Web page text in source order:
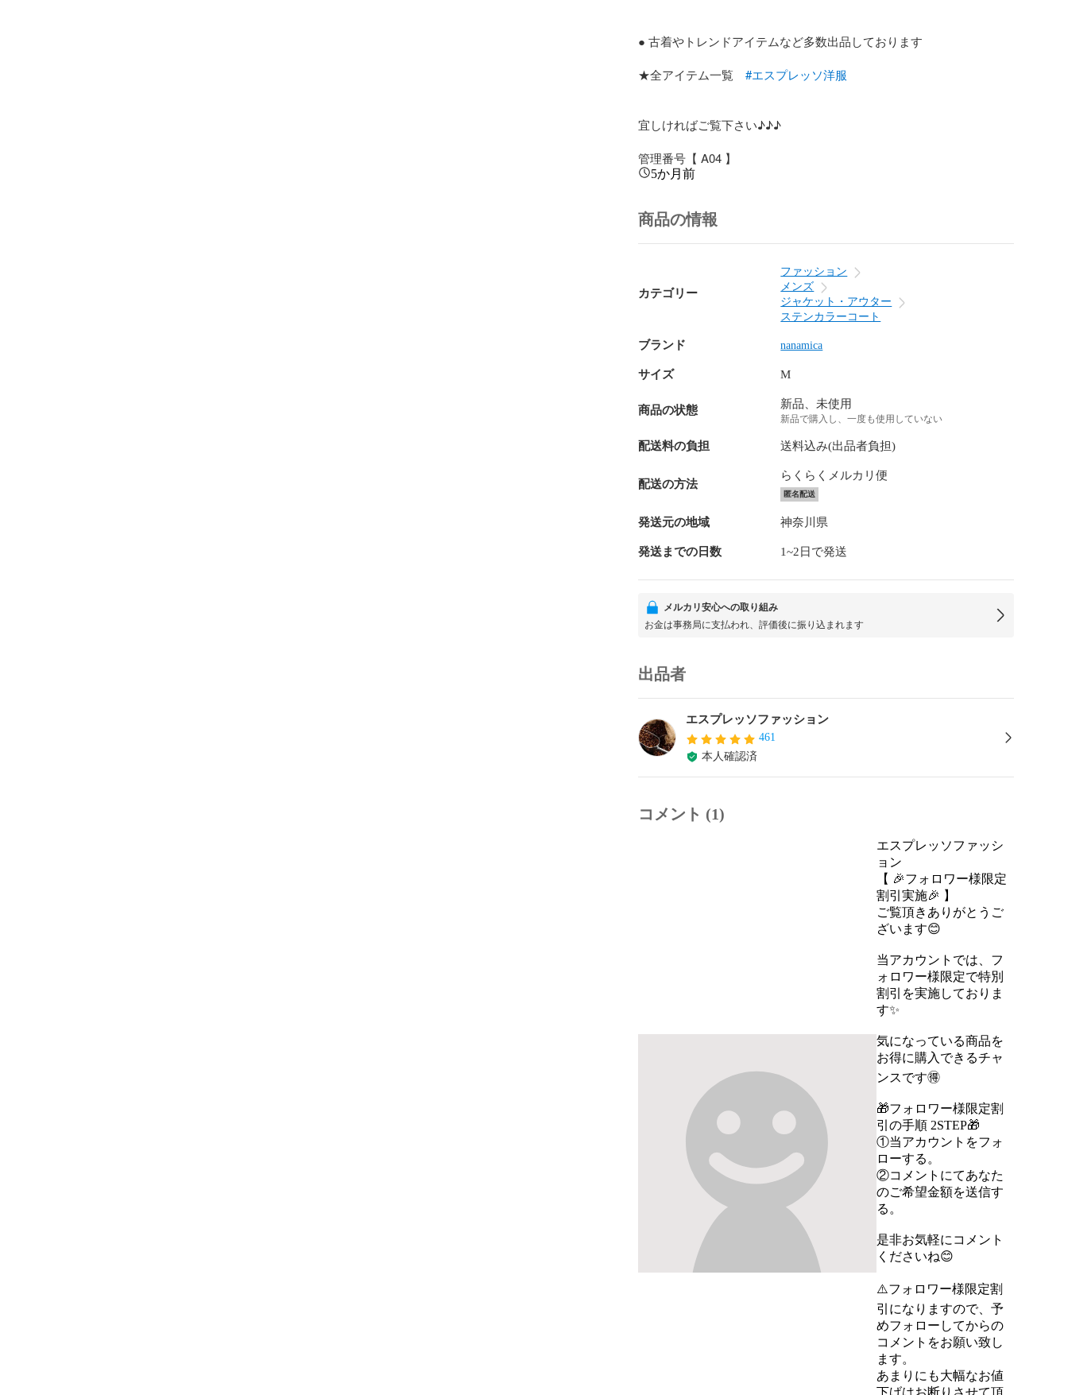
● 古着やトレンドアイテムなど多数出品しております
★全アイテム一覧 #エスプレッソ洋服
宜しければご覧下さい♪♪♪
管理番号【 A04 】
5か月前
商品の情報
カテゴリー
ファッション
メンズ
ジャケット・アウター
ステンカラーコート
ブランド nanamica
サイズ M
商品の状態 新品、未使用
新品で購入し、一度も使用していない
配送料の負担 送料込み(出品者負担)
配送の方法
らくらくメルカリ便
匿名配送
発送元の地域 神奈川県
発送までの日数 1~2日で発送
メルカリ安心への取り組み
お金は事務局に支払われ、評価後に振り込まれます
出品者
エスプレッソファッション
461
本人確認済
コメント (1)
エスプレッソファッシ
ョン
【 🎉フォロワー様限定
割引実施🎉 】
ご覧頂きありがとうご
ざいます😊
当アカウントでは、フ
ォロワー様限定で特別
割引を実施しておりま
す✨
気になっている商品を
お得に購入できるチャ
ンスです🉐
🎁フォロワー様限定割
引の手順 2STEP🎁
①当アカウントをフォ
ローする。
②コメントにてあなた
のご希望金額を送信す
る。
是非お気軽にコメント
くださいね😊
⚠️フォロワー様限定割
引になりますので、予
めフォローしてからの
コメントをお願い致し
ます。
あまりにも大幅なお値
下げはお断りさせて頂